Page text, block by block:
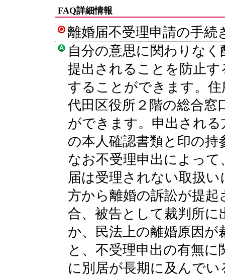
FAQ詳細情報
離婚届不受理申請の手
自分の意思に関わりな
提出されることを防止
することができます。
代田区役所２階の総合
ができます。申出され
の本人確認書類と印の
なお不受理申出によっ
届は受理されない取扱
方から離婚の訴訟が提
合、被告として裁判所
か、民法上の離婚原因
と、不受理申出の有無
に別居が長期に及んで